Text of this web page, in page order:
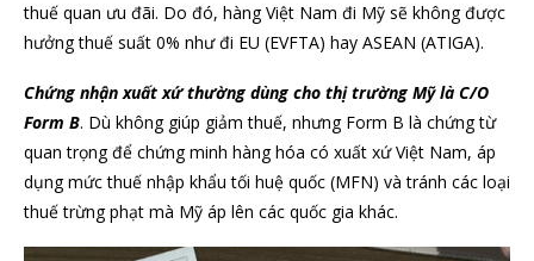
thuế quan ưu đãi. Do đó, hàng Việt Nam đi Mỹ sẽ không được
hưởng thuế suất 0% như đi EU (EVFTA) hay ASEAN (ATIGA).
Chứng nhận xuất xứ thường dùng cho thị trường Mỹ là C/O
Form B. Dù không giúp giảm thuế, nhưng Form B là chứng từ
quan trọng để chứng minh hàng hóa có xuất xứ Việt Nam, áp
dụng mức thuế nhập khẩu tối huệ quốc (MFN) và tránh các loại
thuế trừng phạt mà Mỹ áp lên các quốc gia khác.